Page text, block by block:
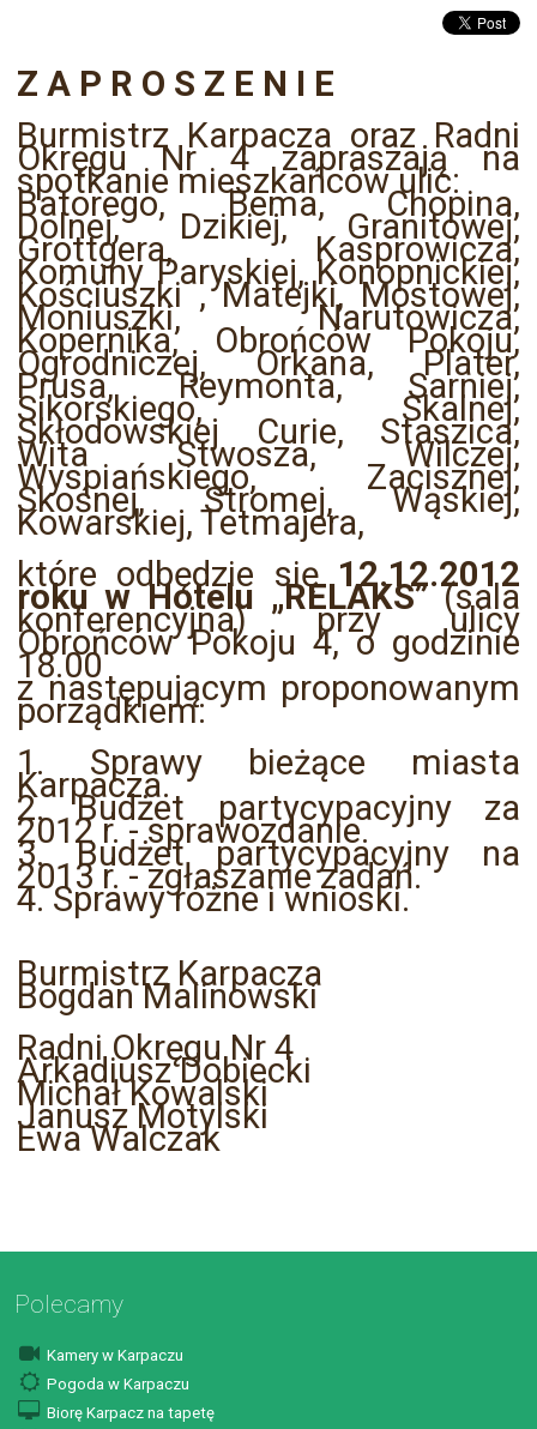
Z A P R O S Z E N I E
Burmistrz Karpacza oraz Radni
Okręgu Nr 4 zapraszają na
spotkanie mieszkańców ulic:
Batorego, Bema, Chopina,
Dolnej, Dzikiej, Granitowej,
Grottgera, Kasprowicza,
Komuny Paryskiej, Konopnickiej,
Kościuszki , Matejki, Mostowej,
Moniuszki, Narutowicza,
Kopernika, Obrońców Pokoju,
Ogrodniczej, Orkana, Plater,
Prusa, Reymonta, Sarniej,
Sikorskiego, Skalnej,
Skłodowskiej Curie, Staszica,
Wita Stwosza, Wilczej,
Wyspiańskiego, Zacisznej,
Skośnej, Stromej, Wąskiej,
Kowarskiej, Tetmajera,
które odbędzie się12.12.2012
roku w Hotelu „RELAKS”(sala
konferencyjna) przy ulicy
Obrońców Pokoju 4, o godzinie
18.00
z następującym proponowanym
porządkiem:
1. Sprawy bieżące miasta
Karpacza.
2. Budżet partycypacyjny za
2012 r. - sprawozdanie.
3. Budżet partycypacyjny na
2013 r. - zgłaszanie zadań.
4. Sprawy różne i wnioski.
Burmistrz Karpacza
Bogdan Malinowski
Radni Okręgu Nr 4
Arkadiusz Dobiecki
Michał Kowalski
Janusz Motylski
Ewa Walczak
Polecamy
Kamery w Karpaczu
Pogoda w Karpaczu
Biorę Karpacz na tapetę